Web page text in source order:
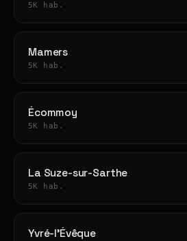
5K hab.
Mamers
5K hab.
Écommoy
5K hab.
La Suze-sur-Sarthe
5K hab.
Yvré-l'Évêque